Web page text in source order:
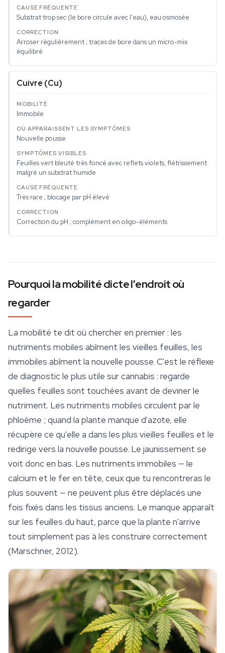
Substrat trop sec (le bore circule avec l'eau), eau osmosée
Arroser régulièrement ; traces de bore dans un micro-mix
équilibré
Cuivre (Cu)
Immobile
Nouvelle pousse
Feuilles vert bleuté très foncé avec reflets violets, flétrissement
malgré un substrat humide
Très rare ; blocage par pH élevé
Correction du pH ; complément en oligo-éléments
Pourquoi la mobilité dicte l'endroit où
regarder
La mobilité te dit où chercher en premier : les
nutriments mobiles abîment les vieilles feuilles, les
immobiles abîment la nouvelle pousse. C'est le réflexe
de diagnostic le plus utile sur cannabis : regarde
quelles feuilles sont touchées avant de deviner le
nutriment. Les nutriments mobiles circulent par le
phloème ; quand la plante manque d'azote, elle
récupère ce qu'elle a dans les plus vieilles feuilles et le
redirige vers la nouvelle pousse. Le jaunissement se
voit donc en bas. Les nutriments immobiles — le
calcium et le fer en tête, ceux que tu rencontreras le
plus souvent — ne peuvent plus être déplacés une
fois fixés dans les tissus anciens. Le manque apparaît
sur les feuilles du haut, parce que la plante n'arrive
tout simplement pas à les construire correctement
(Marschner, 2012).